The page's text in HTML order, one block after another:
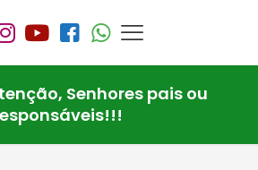
Senhores pais ou